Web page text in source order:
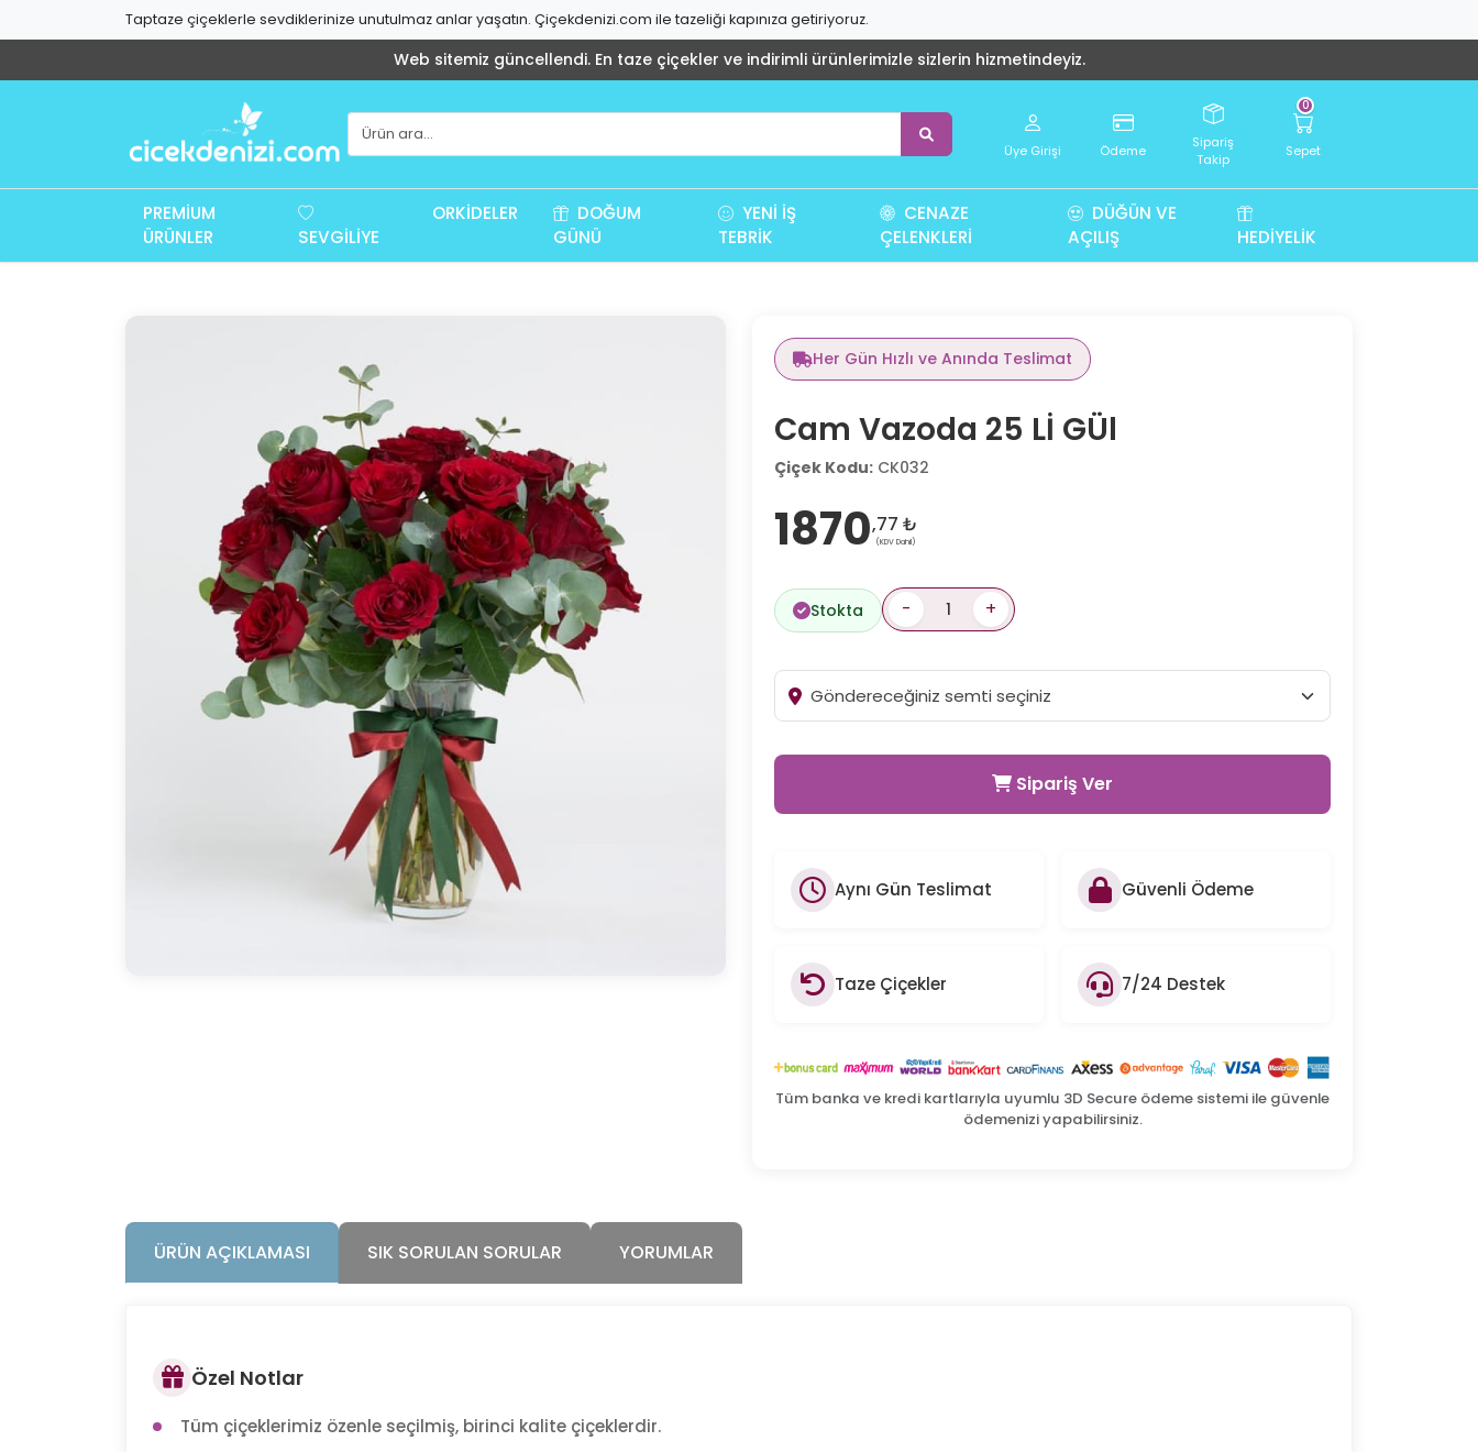
Taptaze çiçeklerle sevdiklerinize unutulmaz anlar yaşatın. Çiçekdenizi.com ile tazeliği kapınıza getiriyoruz.
Web sitemiz güncellendi. En taze çiçekler ve indirimli ürünlerimizle sizlerin hizmetindeyiz.
Üye Girişi Ödeme
Sipariş
Takip
Sepet
0
PREMIUM
ÜRÜNLER
SEVGILIYE
ORKIDELER
DOĞUM
GÜNÜ
YENI İŞ
TEBRIK
CENAZE
ÇELENKLERI
DÜĞÜN VE
AÇILIŞ
HEDIYELIK
Her Gün Hızlı ve Anında Teslimat
Cam Vazoda 25 Lİ GÜl
Çiçek Kodu: CK032
1870,77 ₺
(KDV Dahil)
Stokta - +
Sipariş Ver
Aynı Gün Teslimat Güvenli Ödeme
Taze Çiçekler 7/24 Destek
Tüm banka ve kredi kartlarıyla uyumlu 3D Secure ödeme sistemi ile güvenle
ödemenizi yapabilirsiniz.
ÜRÜN AÇIKLAMASI SIK SORULAN SORULAR YORUMLAR
Özel Notlar
Tüm çiçeklerimiz özenle seçilmiş, birinci kalite çiçeklerdir.